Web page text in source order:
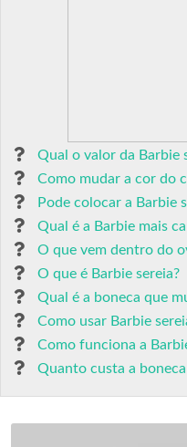
Qual o valor da Barbie
Como mudar a cor do
Pode colocar a Barbie
Qual é a Barbie mais
O que vem dentro do
O que é Barbie sereia?
Qual é a boneca que
Como usar Barbie
Como funciona a
Quanto custa a